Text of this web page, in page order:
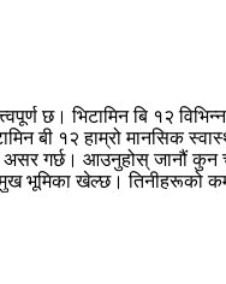
छ। भिटामिन बि १२
बी १२ हाम्रो मानसिक
गर्छ। आउनुहोस् जानौं कुन
भूमिका खेल्छ। तिनीहरूको
स्वस्थ राख्न मद्दत गर्दछ।